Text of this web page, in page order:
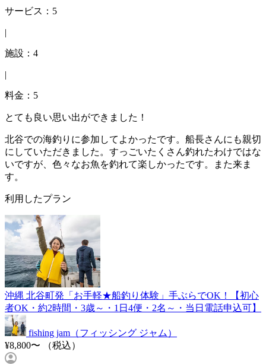
サービス：5
|
施設：4
|
料金：5
とても良い思い出ができました！
北谷での海釣りに参加してよかったです。船長さんにも親切
にしていただきました。すっごいたくさん釣れたわけではな
いですが、色々なお魚を釣れて楽しかったです。また来ま
す。
利用したプラン
沖縄 北谷町発「お手軽★船釣り体験」手ぶらでOK！【初心
者OK・約2時間・3歳～・1日4便・2名～・当日電話申込可】
fishing jam（フィッシング ジャム）
¥8,800〜
（税込）